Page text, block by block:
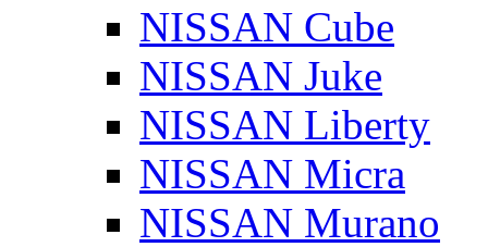
NISSAN Cube
NISSAN Juke
NISSAN Liberty
NISSAN Micra
NISSAN Murano